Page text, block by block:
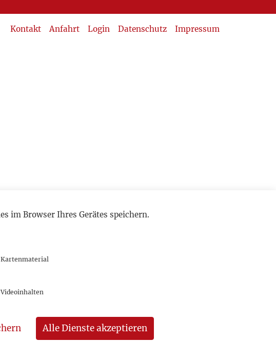
Kontakt Anfahrt Login Datenschutz Impressum
im Browser Ihres Gerätes speichern.
Alle Dienste akzeptieren